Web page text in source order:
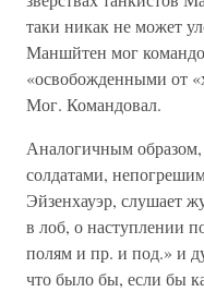
таки никак не может
Маншйтен мог
«освобожденными от
Мог. Командовал.
Аналогичным
солдатами,
Эйзенхауэр, слушает
в лоб, о наступлении
полям и пр. и под.» и
что было бы, если бы